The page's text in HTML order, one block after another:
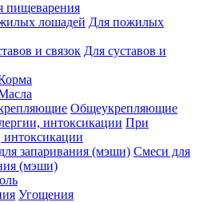
пищеварения
Для пожилых
Для суставов и
Общеукрепляющие
При
интоксикации
Смеси для
(мэши)
Угощения